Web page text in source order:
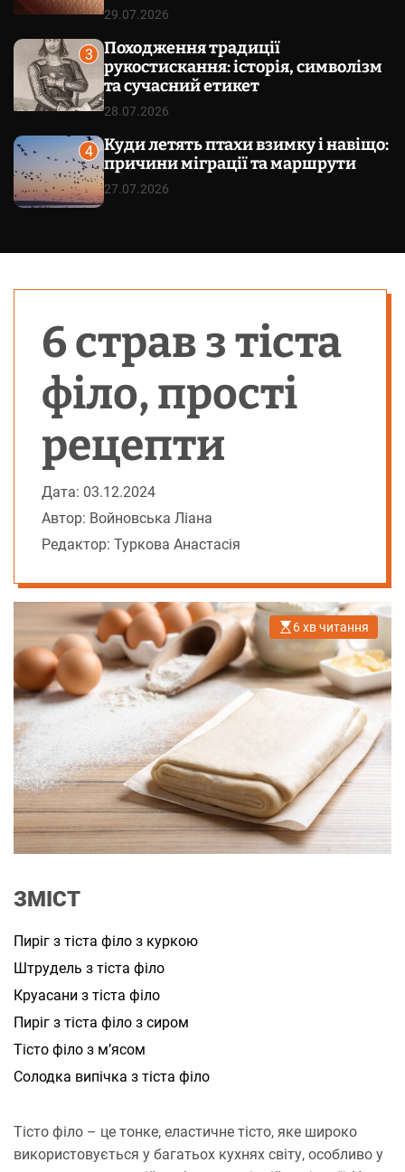
29.07.2026
3
Походження традиції
рукостискання: історія, символізм
та сучасний етикет
28.07.2026
4
Куди летять птахи взимку і навіщо:
причини міграції та маршрути
27.07.2026
6 страв з тіста
філо, прості
рецепти
Дата: 03.12.2024
Автор: Войновська Ліана
Редактор: Туркова Анастасія
О
і
є
н
т
и
й
ч
а
с
ч
и
т
а
6 хв читання
ЗМІСТ
Пиріг з тіста філо з куркою
Штрудель з тіста філо
Круасани з тіста філо
Пиріг з тіста філо з сиром
Тісто філо з м’ясом
Солодка випічка з тіста філо
Тісто філо – це тонке, еластичне тісто, яке широко
використовується у багатьох кухнях світу, особливо у